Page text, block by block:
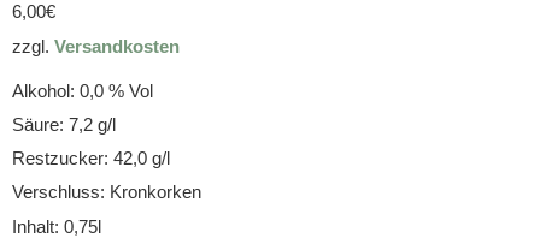
6,00€
zzgl. Versandkosten
Alkohol: 0,0 % Vol
Säure: 7,2 g/l
Restzucker: 42,0 g/l
Verschluss: Kronkorken
Inhalt: 0,75l